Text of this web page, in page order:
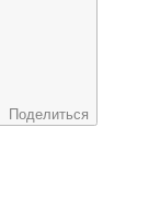
Поделиться